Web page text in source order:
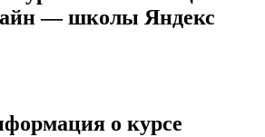
— школы Яндекс
о курсе